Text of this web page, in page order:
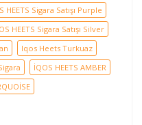
HEETS Sigara Satışı Purple
HEETS Sigara Satışı Silver
Iqos Heets Turkuaz
İQOS HEETS AMBER